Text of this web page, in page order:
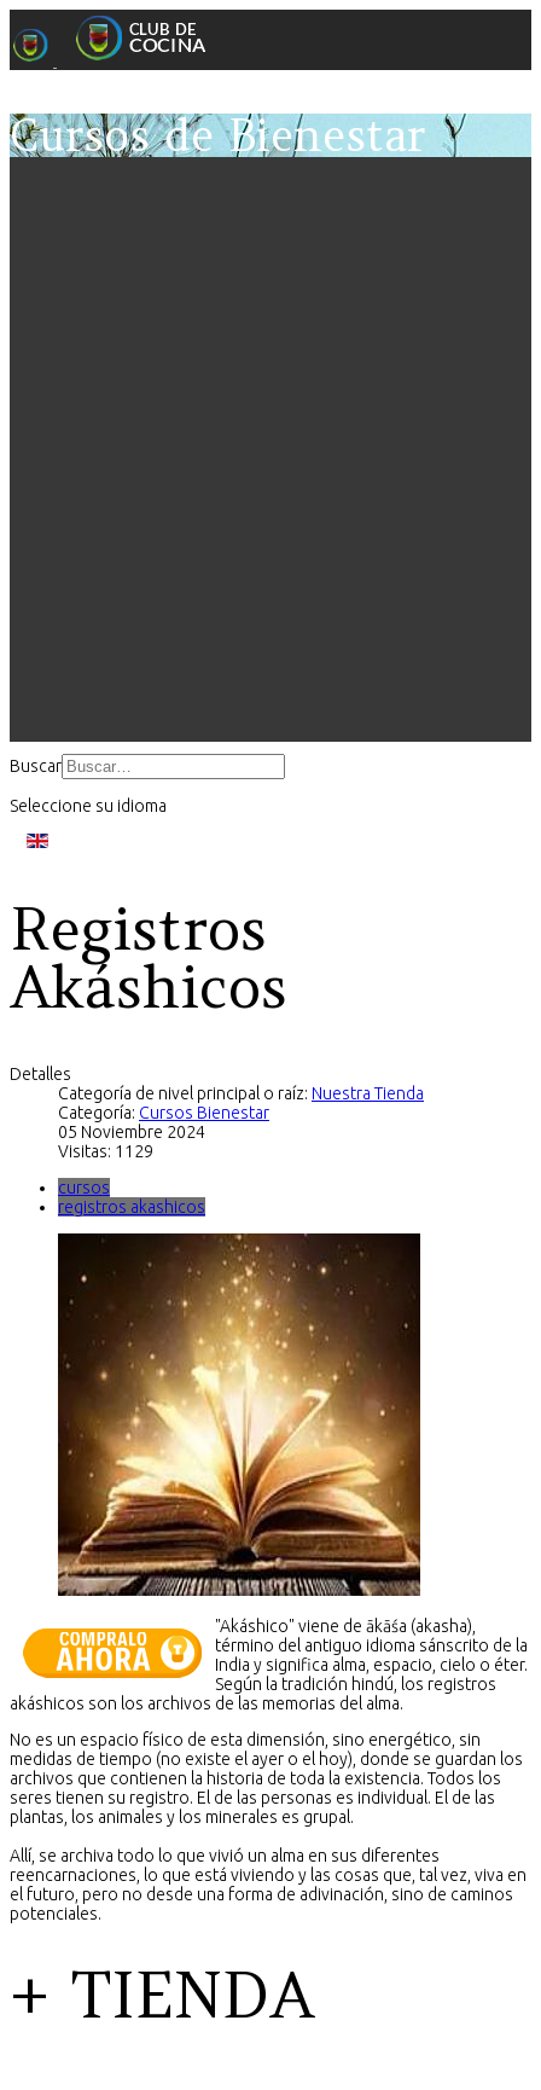
Cursos de Bienestar
Buscar
Seleccione su idioma
Registros
Akáshicos
Detalles
Categoría de nivel principal o raíz: Nuestra Tienda
Categoría: Cursos Bienestar
05 Noviembre 2024
Visitas: 1129
cursos
registros akashicos
"Akáshico" viene de ākāśa (akasha),
término del antiguo idioma sánscrito de la
India y significa alma, espacio, cielo o éter.
Según la tradición hindú, los registros
akáshicos son los archivos de las memorias del alma.
No es un espacio físico de esta dimensión, sino energético, sin
medidas de tiempo (no existe el ayer o el hoy), donde se guardan los
archivos que contienen la historia de toda la existencia. Todos los
seres tienen su registro. El de las personas es individual. El de las
plantas, los animales y los minerales es grupal.
Allí, se archiva todo lo que vivió un alma en sus diferentes
reencarnaciones, lo que está viviendo y las cosas que, tal vez, viva en
el futuro, pero no desde una forma de adivinación, sino de caminos
potenciales.
+ TIENDA